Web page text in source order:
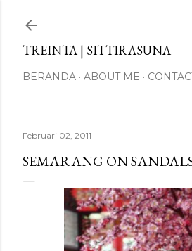
TREINTA | SITTIRASUNA
BERANDA ABOUT ME
Februari 02, 2011
SEMARANG ON